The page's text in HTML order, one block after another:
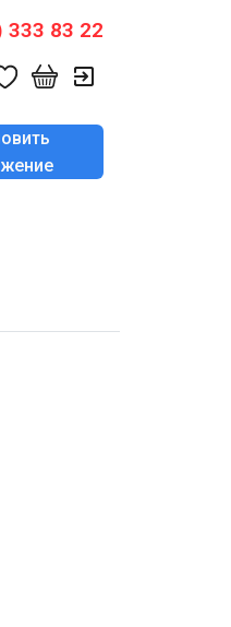
333 83 22